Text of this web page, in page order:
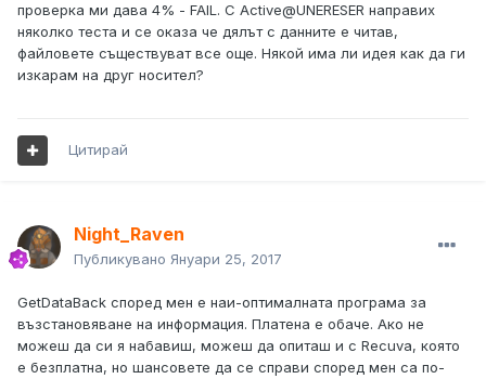
проверка ми дава 4% - FAIL. С Active@UNERESER направих
няколко теста и се оказа че дялът с данните е читав,
файловете съществуват все още. Някой има ли идея как да ги
изкарам на друг носител?
Цитирай
Night_Raven
Публикувано Януари 25, 2017
GetDataBack според мен е наи-оптималната програма за
възстановяване на информация. Платена е обаче. Ако не
можеш да си я набавиш, можеш да опиташ и с Recuva, която
е безплатна, но шансовете да се справи според мен са по-